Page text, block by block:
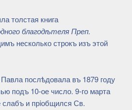
толстая книга
благодѣтеля Преп.
несколько строкъ изъ этой
послѣдовала въ 1879 году
подъ 10-ое число. 9-го марта
слабъ и прiобщился Св.